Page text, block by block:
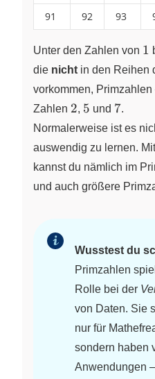
{83}
91 92 93
Unter den Zahlen von 1
1
die nicht in den Reihen
vorkommen,
Zahlen 2
2, 5
5 und 7
7.
Normalerweise ist es
auswendig zu lernen.
kannst du nämlich im
und auch größere
Wusstest du
Primzahlen
Rolle bei der
von Daten. Sie
nur für
sondern haben
Anwendungen